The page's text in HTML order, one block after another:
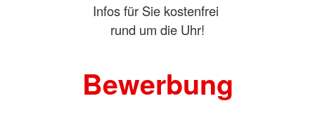
Infos für Sie kostenfrei
rund um die Uhr!
Bewerbung